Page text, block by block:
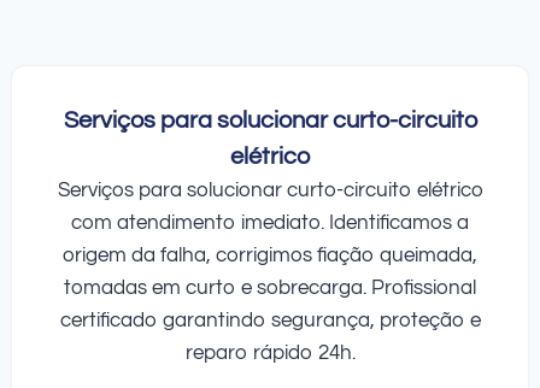
Serviços para solucionar curto-circuito
elétrico
Serviços para solucionar curto-circuito elétrico
com atendimento imediato. Identificamos a
origem da falha, corrigimos fiação queimada,
tomadas em curto e sobrecarga. Profissional
certificado garantindo segurança, proteção e
reparo rápido 24h.